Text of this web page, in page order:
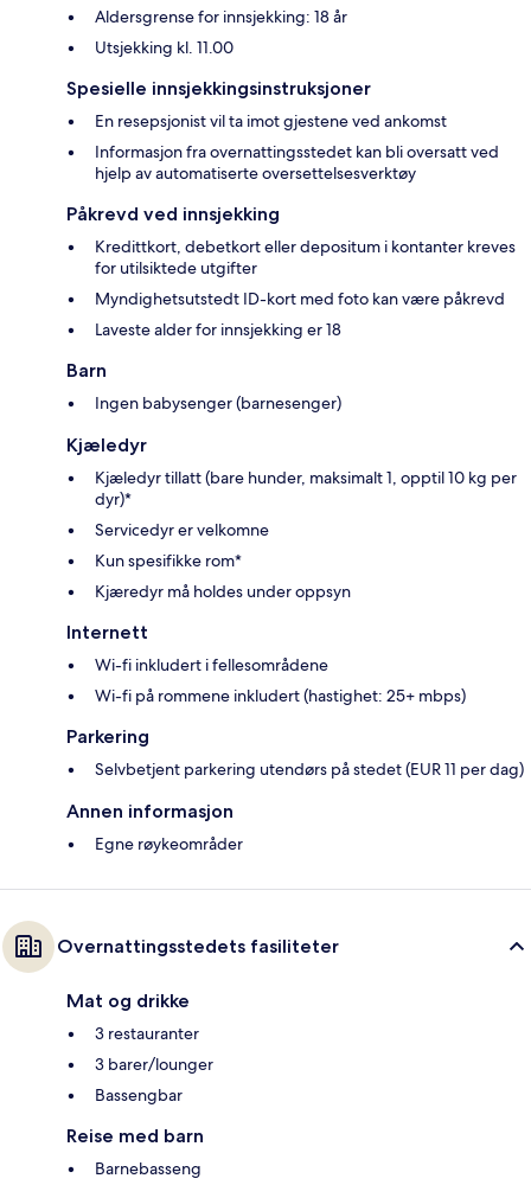
Aldersgrense for innsjekking: 18 år
Utsjekking kl. 11.00
Spesielle innsjekkingsinstruksjoner
En resepsjonist vil ta imot gjestene ved ankomst
Informasjon fra overnattingsstedet kan bli oversatt ved
hjelp av automatiserte oversettelsesverktøy
Påkrevd ved innsjekking
Kredittkort, debetkort eller depositum i kontanter kreves
for utilsiktede utgifter
Myndighetsutstedt ID-kort med foto kan være påkrevd
Laveste alder for innsjekking er 18
Barn
Ingen babysenger (barnesenger)
Kjæledyr
Kjæledyr tillatt (bare hunder, maksimalt 1, opptil 10 kg per
dyr)*
Servicedyr er velkomne
Kun spesifikke rom*
Kjæredyr må holdes under oppsyn
Internett
Wi-fi inkludert i fellesområdene
Wi-fi på rommene inkludert (hastighet: 25+ mbps)
Parkering
Selvbetjent parkering utendørs på stedet (EUR 11 per dag)
Annen informasjon
Egne røykeområder
Overnattingsstedets fasiliteter
Mat og drikke
3 restauranter
3 barer/lounger
Bassengbar
Reise med barn
Barnebasseng